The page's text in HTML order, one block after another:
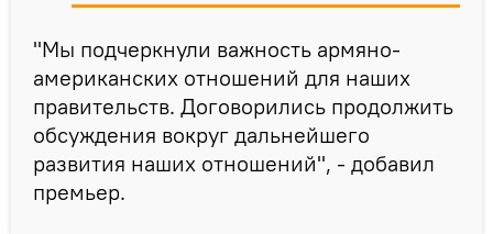
"Мы подчеркнули важность армяно-
американских отношений для наших
правительств. Договорились продолжить
обсуждения вокруг дальнейшего
развития наших отношений", - добавил
премьер.